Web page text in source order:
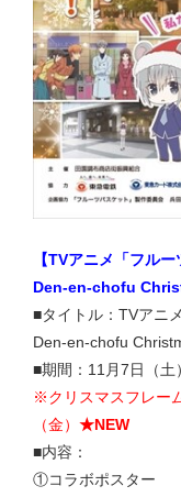
【TVアニメ「フル
Den-en-chofu
■タイトル：TVアニ
Den-en-chofu
■期間：11月7日（土
※クリスマスフレー
（金） ★NEW
■内容：
①コラボポスター